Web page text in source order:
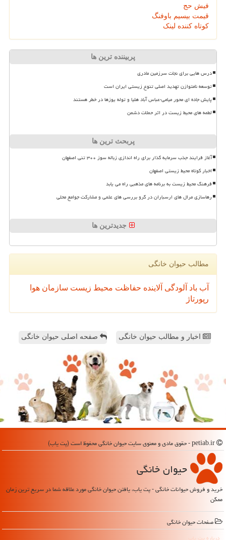
فیش حج
قیمت بیسیم باوفنگ
کوتاه کننده لینک
پربیننده ترین ها
درس هایی برای نجات سرزمین مادری
توسعه نامتوازن تهدید اصلی تنوع زیستی ایران است
پایش جاده ای محور میامی-عباس آباد هلیا و توله یوزها در خطر هستند
لطمه های محیط زیست در اثر حملات دشمن
پربحث ترین ها
آغاز فرایند جذب سرمایه گذار برای راه اندازی زباله سوز ۳۰۰ تنی اصفهان
اخبار کوتاه محیط زیستی اصفهان
فرهنگ محیط زیست به برنامه های مذهبی راه می یابد
رهاسازی مرال های ارسباران در گرو بررسی های علمی و مشارکت جوامع محلی
جدیدترین ها
مطالب حیوان خانگی
آب باد آلودگی آلاینده حفاظت محیط زیست سازمان هوا
رپورتاژ
اخبار و مطالب حیوان خانگی صفحه اصلی حیوان خانگی
حیوان خانگی
خرید و فروش حیوانات خانگی - پت یاب، یافتن حیوان خانگی مورد علاقه شما در سریع ترین زمان
ممکن
صفحات حیوان خانگی
درباره پت یاب